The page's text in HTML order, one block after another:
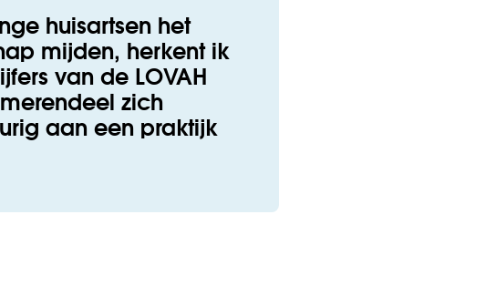
huisartsen het
mijden, herkent ik
van de LOVAH
zich
aan een praktijk